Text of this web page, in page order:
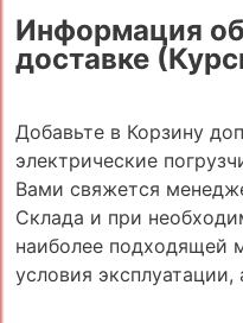
Информация
доставке
Добавьте в Корзину
электрические
Вами свяжется
Склада и при
наиболее подходящей
условия эксплуатации,